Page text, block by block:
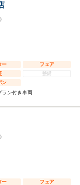
ー
フェア
整備
ン
ラン付き車両
ー
フェア